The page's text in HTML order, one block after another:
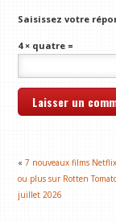
Saisissez votre
4 × quatre =
«7 nouveaux films Netflix
ou plus sur Rotten
juillet 2026